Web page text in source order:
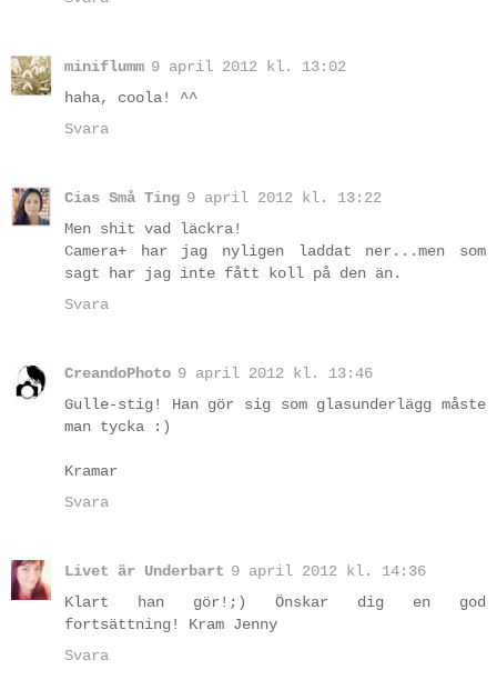
miniflumm 9 april 2012 kl. 13:02
haha, coola! ^^
Svara
Cias Små Ting 9 april 2012 kl. 13:22
Men shit vad läckra!
Camera+ har jag nyligen laddat ner...men som
sagt har jag inte fått koll på den än.
Svara
CreandoPhoto 9 april 2012 kl. 13:46
Gulle-stig! Han gör sig som glasunderlägg måste
man tycka :)
Kramar
Svara
Livet är Underbart 9 april 2012 kl. 14:36
Klart han gör!;) Önskar dig en god
fortsättning! Kram Jenny
Svara